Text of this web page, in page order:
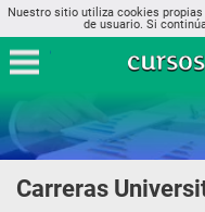
Nuestro sitio utiliza cookies
de usuario. Si
Carreras